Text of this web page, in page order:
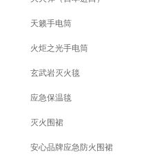
天籁手电筒
火炬之光手电筒
玄武岩灭火毯
应急保温毯
灭火围裙
安心品牌应急防火围裙